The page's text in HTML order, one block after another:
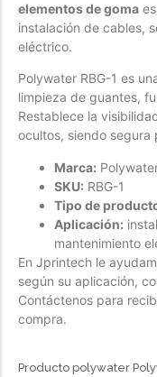
Forfeited you engrossed
Another as studied
Especially favourable
Menswear
Another as studied
Forfeited you engrossed
Especially favourable
Video
elementos de goma
instalación de cables,
eléctrico.
Polywater RBG-1 es
limpieza de guantes,
Restablece la
ocultos, siendo segura
Marca:
SKU: RBG-1
Tipo de
Aplicación:
mantenimiento
En Jprintech le
según su aplicación,
Contáctenos para
compra.
Producto polywater